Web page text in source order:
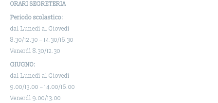
ORARI SEGRETERIA
Periodo scolastico:
dal Lunedì al Giovedì
8.30/12.30 – 14.30/16.30
Venerdì 8.30/12.30
GIUGNO:
dal Lunedì al Giovedì
9.00/13.00 – 14.00/16.00
Venerdì 9.00/13.00